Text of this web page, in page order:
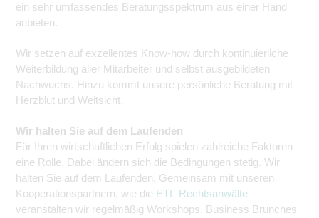
ein sehr umfassendes Beratungsspektrum aus einer Hand
anbieten.
Wir setzen auf exzellentes Know-how durch kontinuierliche
Weiterbildung aller Mitarbeiter und selbst ausgebil­deten
Nachwuchs. Hinzu kommt unsere persönliche Beratung mit
Herzblut und Weitsicht.
Wir halten Sie auf dem Laufenden
Für Ihren wirtschaftlichen Erfolg spielen zahlreiche Faktoren
eine Rolle. Dabei ändern sich die Bedingungen stetig. Wir
halten Sie auf dem Laufenden. Gemeinsam mit unseren
Kooperationspartnern, wie die ETL-Rechtsanwälte
veranstalten wir regelmäßig Workshops, Business Brunches